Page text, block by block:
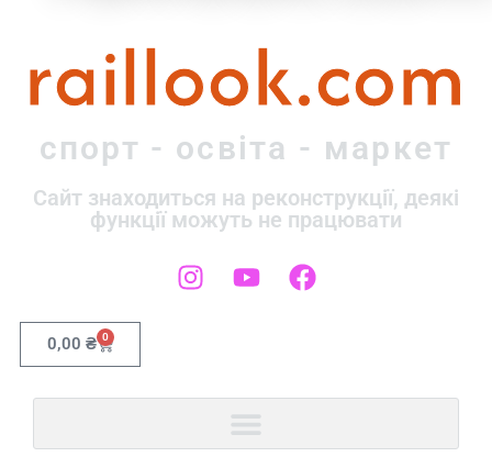
raillook.com
спорт - освіта - маркет
Сайт знаходиться на реконструкції, деякі
функції можуть не працювати
0,00 ₴ 0